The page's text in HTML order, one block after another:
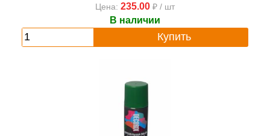
Цена: 235.00 ₽ / шт
В наличии
Купить